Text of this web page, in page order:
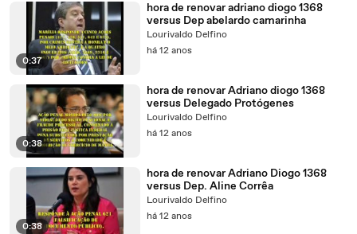
0:37
hora de renovar adriano diogo 1368
versus Dep abelardo camarinha
Lourivaldo Delfino
há 12 anos
0:38
hora de renovar Adriano diogo 1368
versus Delegado Protógenes
Lourivaldo Delfino
há 12 anos
0:38
hora de renovar Adriano Diogo 1368
versus Dep. Aline Corrêa
Lourivaldo Delfino
há 12 anos